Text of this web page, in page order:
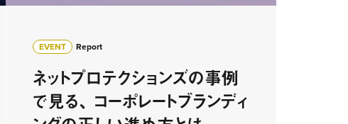
EVENT Report
ネットプロテクションズの事例
で見る、 コーポレートブランディ